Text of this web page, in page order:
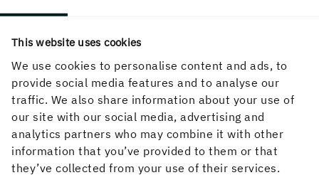
This website uses cookies
We use cookies to personalise content and ads, to
provide social media features and to analyse our
traffic. We also share information about your use of
our site with our social media, advertising and
analytics partners who may combine it with other
information that you’ve provided to them or that
they’ve collected from your use of their services.